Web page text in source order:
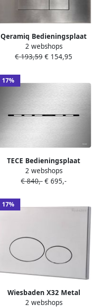
Qeramiq Bedieningsplaat
Push Met DualfFush
Frontbediening Metaal
2 webshops
€ 193,59 € 154,95
17%
TECE Bedieningsplaat
Elektronisch Solid Met
Handsfree Bediening 12V
2 webshops
€ 840,- € 695,-
17%
Wiesbaden X32 Metal
drukplaat voor
2 webshops